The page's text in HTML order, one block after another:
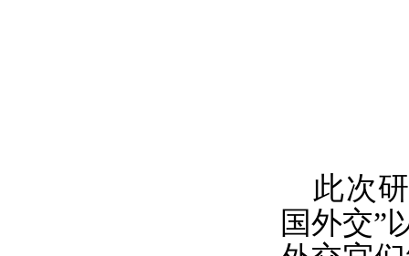
此次
国外交”